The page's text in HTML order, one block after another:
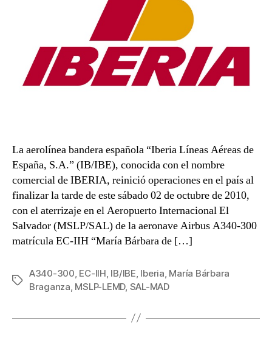
La aerolínea bandera española “Iberia Líneas Aéreas de
España, S.A.” (IB/IBE), conocida con el nombre
comercial de IBERIA, reinició operaciones en el país al
finalizar la tarde de este sábado 02 de octubre de 2010,
con el aterrizaje en el Aeropuerto Internacional El
Salvador (MSLP/SAL) de la aeronave Airbus A340-300
matrícula EC-IIH “María Bárbara de […]
Etiquetas
A340-300, EC-IIH, IB/IBE, Iberia, María Bárbara
Braganza, MSLP-LEMD, SAL-MAD